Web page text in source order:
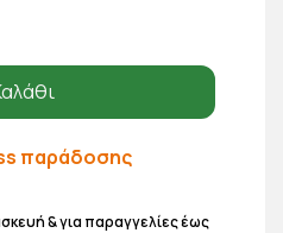
παράδοσης
& για παραγγελίες έως